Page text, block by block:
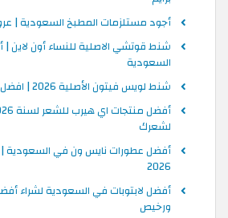
أجود مستلزمات المطبخ السعودية | عروض
شنط قوتشي الاصلية للنساء أون لاين
السعودية
شنط لويس فيتون الأصلية 2026 | افضل حقائب Louis Vuitton
لشعرك
أفضل عطورات نايس ون في السعودية
2026
أفضل لابتوبات في السعودية لشراء
ورخيص